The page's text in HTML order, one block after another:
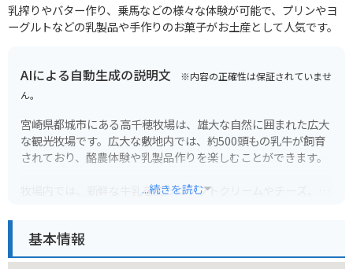
乳搾りやバター作り、乗馬などの様々な体験が可能で、プリンやヨ
ーグルトなどの乳製品や手作りのお菓子がお土産として人気です。
AIによる自動生成の説明文 ※内容の正確性は保証されていませ
ん。
宮崎県都城市にある高千穂牧場は、雄大な自然に囲まれた広大
な観光牧場です。広大な敷地内では、約500頭もの乳牛が飼育
されており、酪農体験や乳製品作りを楽しむことができます。
牧場内では、新鮮な牛乳を使ったソフトクリームやチーズ、ヨ
楽しむこともできます。
...続きを読む
基本情報